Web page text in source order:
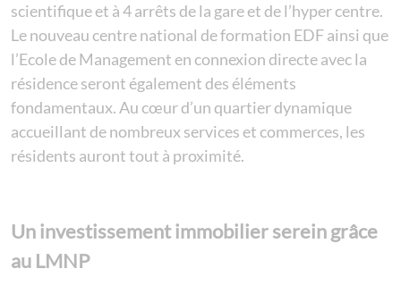
scientifique et à 4 arrêts de la gare et de l’hyper centre.
Le nouveau centre national de formation EDF ainsi que
l’Ecole de Management en connexion directe avec la
résidence seront également des éléments
fondamentaux. Au cœur d’un quartier dynamique
accueillant de nombreux services et commerces, les
résidents auront tout à proximité.
Un investissement immobilier serein grâce
au LMNP